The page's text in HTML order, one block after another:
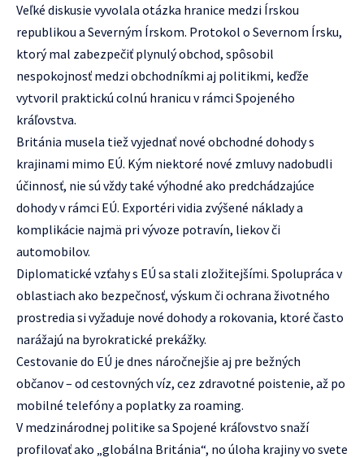
Veľké diskusie vyvolala otázka hranice medzi Írskou
republikou a Severným Írskom. Protokol o Severnom Írsku,
ktorý mal zabezpečiť plynulý obchod, spôsobil
nespokojnosť medzi obchodníkmi aj politikmi, keďže
vytvoril praktickú colnú hranicu v rámci Spojeného
kráľovstva.
Británia musela tiež vyjednať nové obchodné dohody s
krajinami mimo EÚ. Kým niektoré nové zmluvy nadobudli
účinnosť, nie sú vždy také výhodné ako predchádzajúce
dohody v rámci EÚ. Exportéri vidia zvýšené náklady a
komplikácie najmä pri vývoze potravín, liekov či
automobilov.
Diplomatické vzťahy s EÚ sa stali zložitejšími. Spolupráca v
oblastiach ako bezpečnosť, výskum či ochrana životného
prostredia si vyžaduje nové dohody a rokovania, ktoré často
narážajú na byrokratické prekážky.
Cestovanie do EÚ je dnes náročnejšie aj pre bežných
občanov – od cestovných víz, cez zdravotné poistenie, až po
mobilné telefóny a poplatky za roaming.
V medzinárodnej politike sa Spojené kráľovstvo snaží
profilovať ako „globálna Británia“, no úloha krajiny vo svete